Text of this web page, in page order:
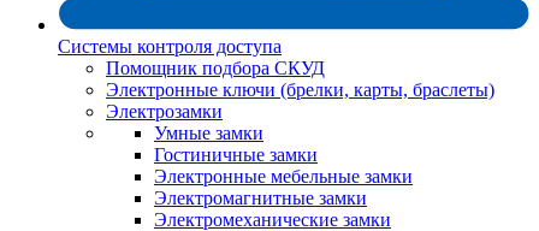
Системы контроля доступа
Помощник подбора СКУД
Электронные ключи (брелки, карты, браслеты)
Электрозамки
Умные замки
Гостиничные замки
Электронные мебельные замки
Электромагнитные замки
Электромеханические замки